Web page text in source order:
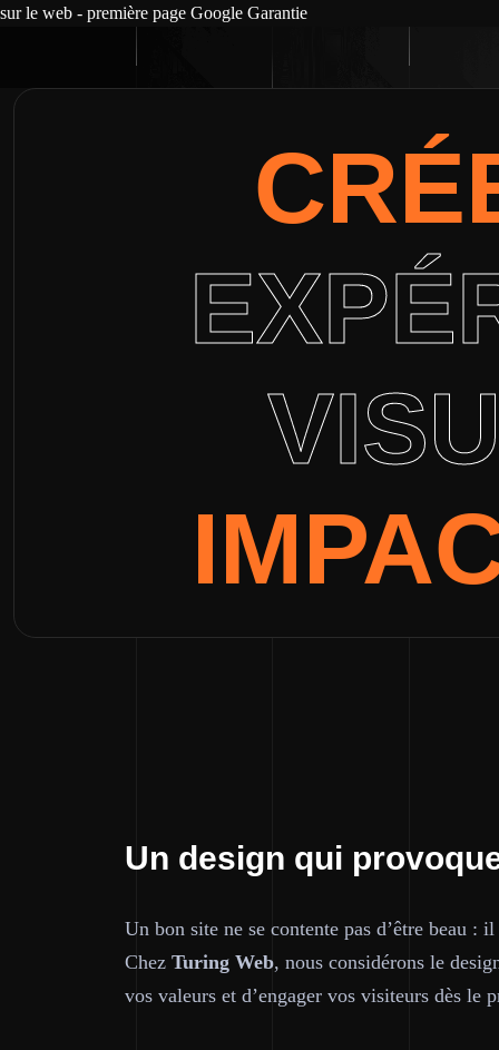
sur le web - première page Google Garantie
Un design qui
Un bon site ne se contente pas d’être beau
Chez Turing Web, nous considérons le
vos valeurs et d’engager vos visiteurs dès le